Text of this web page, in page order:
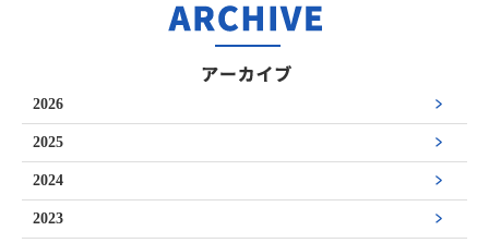
2026
2025
2024
2023